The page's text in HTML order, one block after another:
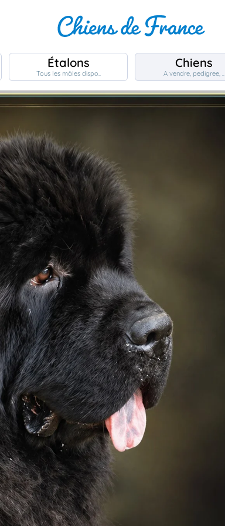
Étalons
Tous les mâles dispo..
Chiens
A vendre, pedigree, ..